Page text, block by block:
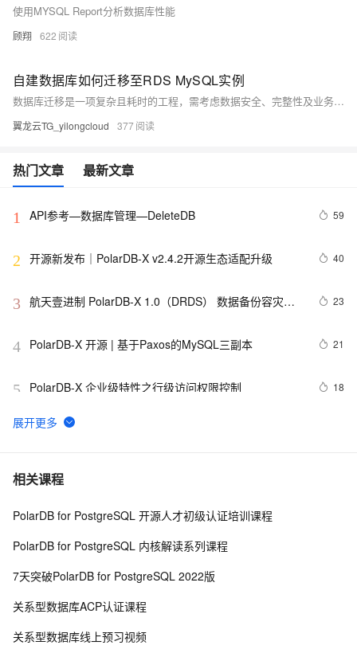
使用MYSQL Report分析数据库性能
顾翔 622
自建数据库如何迁移至RDS MySQL实例
数据库迁移是一项复杂且耗时的工程，需考虑数据安全、完整性及业务中断影响。使用阿里云数据传输服务DTS，可快速、平滑完成迁移任务，将应用停机时间降至分钟级。您还可通过全量备份自建数据库并恢复至RDS MySQL实例，实现间接迁移上云。
翼龙云TG_yilongcloud 377
热门文章 最新文章
1 API参考—数据库管理—DeleteDB 59
2 开源新发布｜PolarDB-X v2.4.2开源生态适配升级 40
3 航天壹进制 PolarDB-X 1.0（DRDS） 数据备份容灾解
23
4 PolarDB-X 开源 | 基于Paxos的MySQL三副本 21
5 PolarDB-X 企业级特性之行级访问权限控制 18
6
Linux 环境 国产银河麒麟V10操作系统安装 Polardb-X
7 PolarDB-X 存储引擎核心技术 | Lizard分布式事务系统
8 PolarDB-X V2.3 集中式和分布式一体化开源发布
查询
10存储成本最高降至原来的5%，PolarDB分布式冷数据归
相关课程
PolarDB for PostgreSQL 开源人才初级认证培训课程
PolarDB for PostgreSQL 内核解读系列课程
7天突破PolarDB for PostgreSQL 2022版
关系型数据库ACP认证课程
关系型数据库线上预习视频